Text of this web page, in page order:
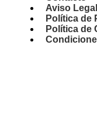
Aviso
Política de
Política de